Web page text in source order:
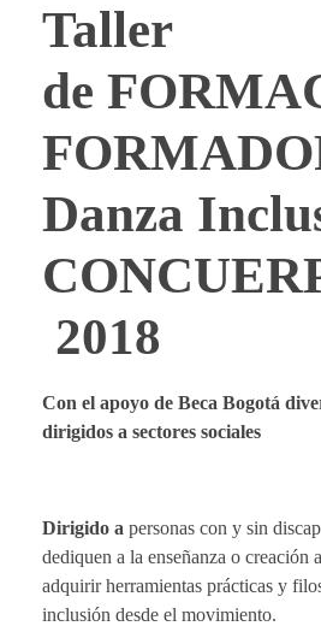
n
v
o
c
a
t
r
i
Taller
de
Danza
2018
Con el apoyo de Beca Bogotá
dirigidos a sectores sociales
Dirigido a personas con y sin
dediquen a la enseñanza o creación
adquirir herramientas prácticas y
inclusión desde el movimiento.